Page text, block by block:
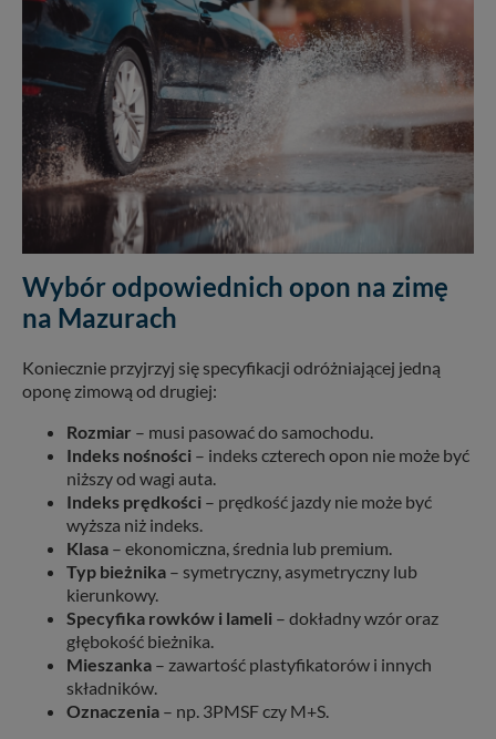
Wybór odpowiednich opon na zimę
na Mazurach
Koniecznie przyjrzyj się specyfikacji odróżniającej jedną
oponę zimową od drugiej:
Rozmiar – musi pasować do samochodu.
Indeks nośności – indeks czterech opon nie może być
niższy od wagi auta.
Indeks prędkości – prędkość jazdy nie może być
wyższa niż indeks.
Klasa – ekonomiczna, średnia lub premium.
Typ bieżnika – symetryczny, asymetryczny lub
kierunkowy.
Specyfika rowków i lameli – dokładny wzór oraz
głębokość bieżnika.
Mieszanka – zawartość plastyfikatorów i innych
składników.
Oznaczenia – np. 3PMSF czy M+S.